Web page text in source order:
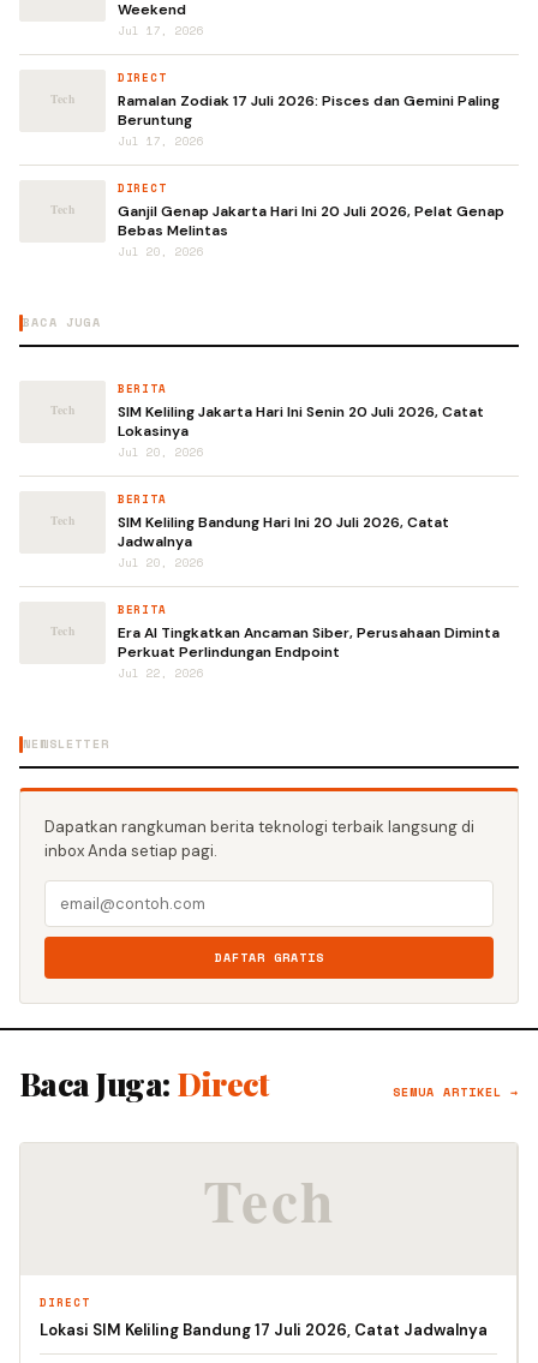
Weekend
Jul 17, 2026
DIRECT
Ramalan Zodiak 17 Juli 2026: Pisces dan Gemini Paling
Beruntung
Jul 17, 2026
DIRECT
Ganjil Genap Jakarta Hari Ini 20 Juli 2026, Pelat Genap
Bebas Melintas
Jul 20, 2026
BACA JUGA
BERITA
SIM Keliling Jakarta Hari Ini Senin 20 Juli 2026, Catat
Lokasinya
Jul 20, 2026
BERITA
SIM Keliling Bandung Hari Ini 20 Juli 2026, Catat
Jadwalnya
Jul 20, 2026
BERITA
Era AI Tingkatkan Ancaman Siber, Perusahaan Diminta
Perkuat Perlindungan Endpoint
Jul 22, 2026
NEWSLETTER
Dapatkan rangkuman berita teknologi terbaik langsung di
inbox Anda setiap pagi.
DAFTAR GRATIS
Baca Juga: Direct SEMUA ARTIKEL →
DIRECT
Lokasi SIM Keliling Bandung 17 Juli 2026, Catat Jadwalnya